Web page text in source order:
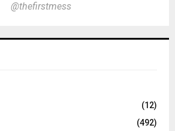
@thefirstmess
(12)
(492)